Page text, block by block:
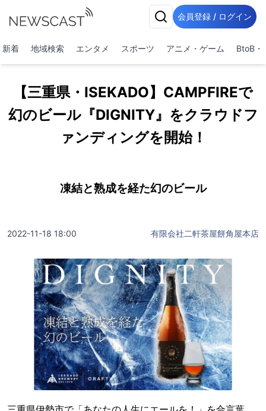
会員登録 / ログイン
新着 地域検索 エンタメ スポーツ アニメ・ゲーム BtoB・
【三重県・ISEKADO】CAMPFIREで
幻のビール『DIGNITY』をクラウドフ
ァンディングを開始！
凍結と熟成を経た幻のビール
2022-11-18 18:00 有限会社二軒茶屋餅角屋本店